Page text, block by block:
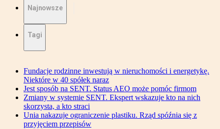
Najnowsze
Tagi
Fundacje rodzinne inwestują w nieruchomości i energetykę.
Niektóre w 40 spółek naraz
Jest sposób na SENT. Status AEO może pomóc firmom
Zmiany w systemie SENT. Ekspert wskazuje kto na nich
skorzysta, a kto straci
Unia nakazuje ograniczenie plastiku. Rząd spóźnia się z
przyjęciem przepisów